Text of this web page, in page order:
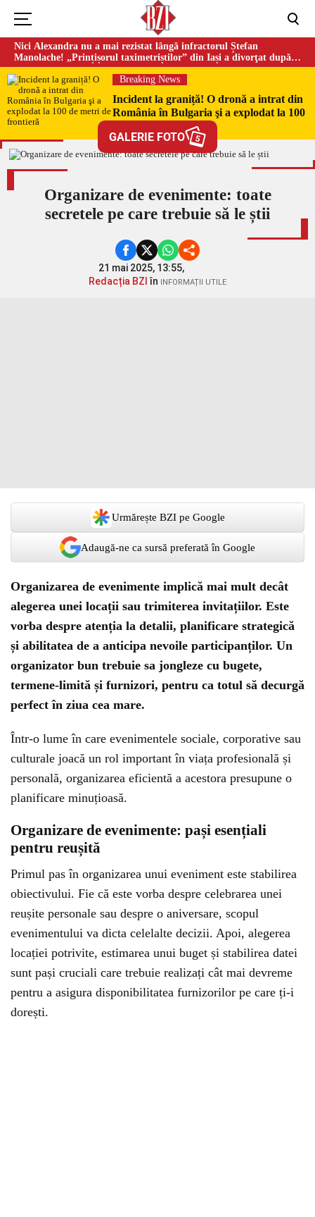
Nici Alexandra nu a mai rezistat lângă infractorul Ștefan
Manolache! „Prințișorul taximetriștilor” din Iași a divorţat după
doi ani de căsnicie
Breaking News
Incident la graniță! O dronă a intrat din
România în Bulgaria şi a explodat la 100
de metri de frontieră
GALERIE FOTO 5
Organizare de evenimente: toate
secretele pe care trebuie să le știi
21 mai 2025, 13:55,
Redacția BZI în INFORMAȚII UTILE
Urmărește BZI pe Google
Adaugă-ne ca sursă preferată în Google
Organizarea de evenimente implică mai mult decât
alegerea unei locații sau trimiterea invitațiilor. Este
vorba despre atenția la detalii, planificare strategică
și abilitatea de a anticipa nevoile participanților. Un
organizator bun trebuie sa jongleze cu bugete,
termene-limită și furnizori, pentru ca totul să decurgă
perfect în ziua cea mare.
Într-o lume în care evenimentele sociale, corporative sau
culturale joacă un rol important în viața profesională și
personală, organizarea eficientă a acestora presupune o
planificare minuțioasă.
Organizare de evenimente: pași esențiali
pentru reușită
Primul pas în organizarea unui eveniment este stabilirea
obiectivului. Fie că este vorba despre celebrarea unei
reușite personale sau despre o aniversare, scopul
evenimentului va dicta celelalte decizii. Apoi, alegerea
locației potrivite, estimarea unui buget și stabilirea datei
sunt pași cruciali care trebuie realizați cât mai devreme
pentru a asigura disponibilitatea furnizorilor pe care ți-i
dorești.